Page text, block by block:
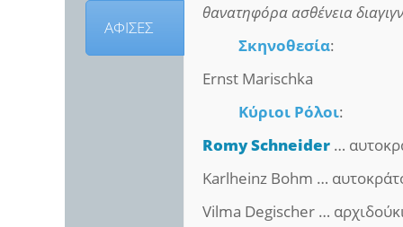
ΑΦΙΣΕΣ
θανατηφόρα ασθένεια
Σκηνοθεσία:
Ernst Marischka
Κύριοι Ρόλοι:
Romy Schneider …
Karlheinz Bohm …
Vilma Degischer …